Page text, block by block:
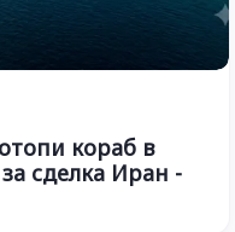
кораб в
сделка Иран -